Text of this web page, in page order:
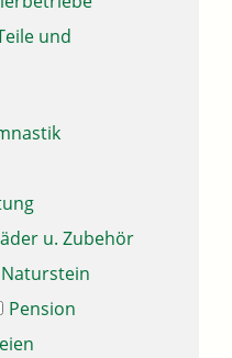
und
u. Zubehör
Naturstein
Pension